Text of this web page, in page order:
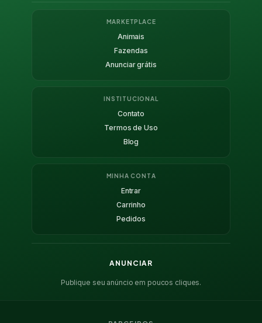
MARKETPLACE
Animais
Fazendas
Anunciar grátis
INSTITUCIONAL
Contato
Termos de Uso
Blog
MINHA CONTA
Entrar
Carrinho
Pedidos
ANUNCIAR
Publique seu anúncio em poucos cliques.